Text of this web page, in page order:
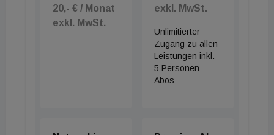
20,- € / Monat
exkl. MwSt.
exkl. MwSt.
Unlimitierter
Zugang zu allen
Leistungen inkl.
5 Personen
Abos